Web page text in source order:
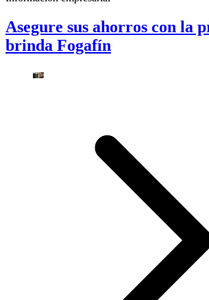
Asegure sus ahorros con la
brinda Fogafín